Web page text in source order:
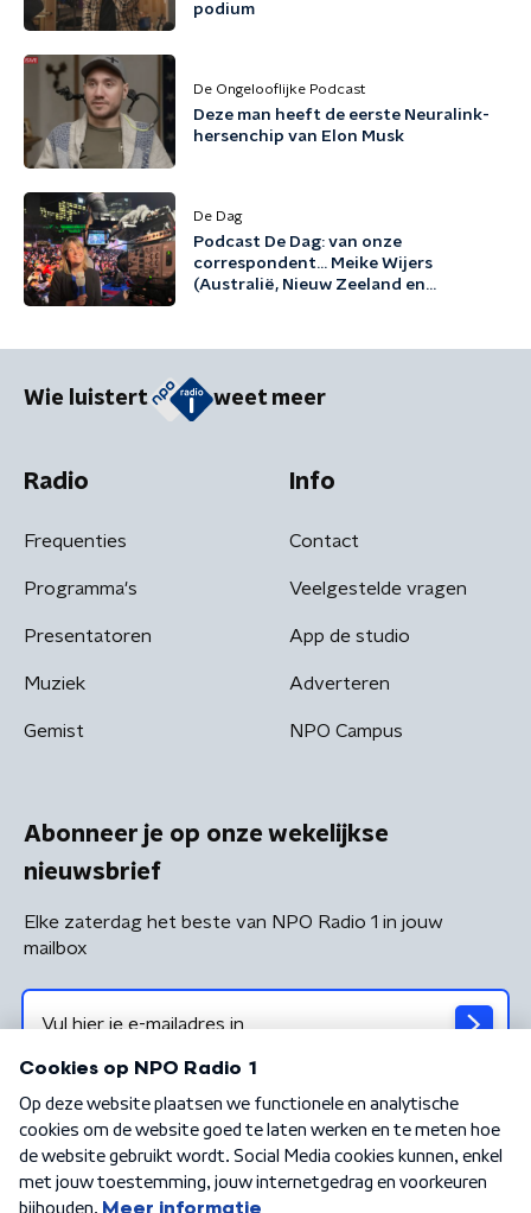
podium
De Ongelooflijke Podcast
Deze man heeft de eerste Neuralink-
hersenchip van Elon Musk
De Dag
Podcast De Dag: van onze
correspondent... Meike Wijers
(Australië, Nieuw Zeeland en
Wie luistert weet meer
Radio
Frequenties
Programma's
Presentatoren
Muziek
Gemist
Info
Contact
Veelgestelde vragen
App de studio
Adverteren
NPO Campus
Abonneer je op onze wekelijkse
nieuwsbrief
Elke zaterdag het beste van NPO Radio 1 in jouw
mailbox
Algemene voorwaarden